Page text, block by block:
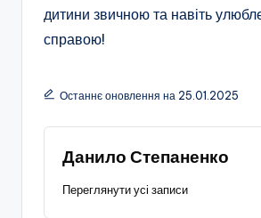
дитини звичною та навіть
справою!
Останнє оновлення на 25.01.2025
Данило Степаненко
Переглянути усі записи